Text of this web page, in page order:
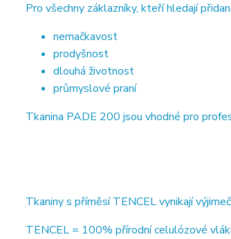
Pro všechny záklazníky, kteří hledají
nemačkavost
prodyšnost
dlouhá životnost
průmyslové praní
Tkanina PADE 200 jsou vhodné pro
Tkaniny s příměsí TENCEL vynikají
TENCEL = 100% přírodní celulózové